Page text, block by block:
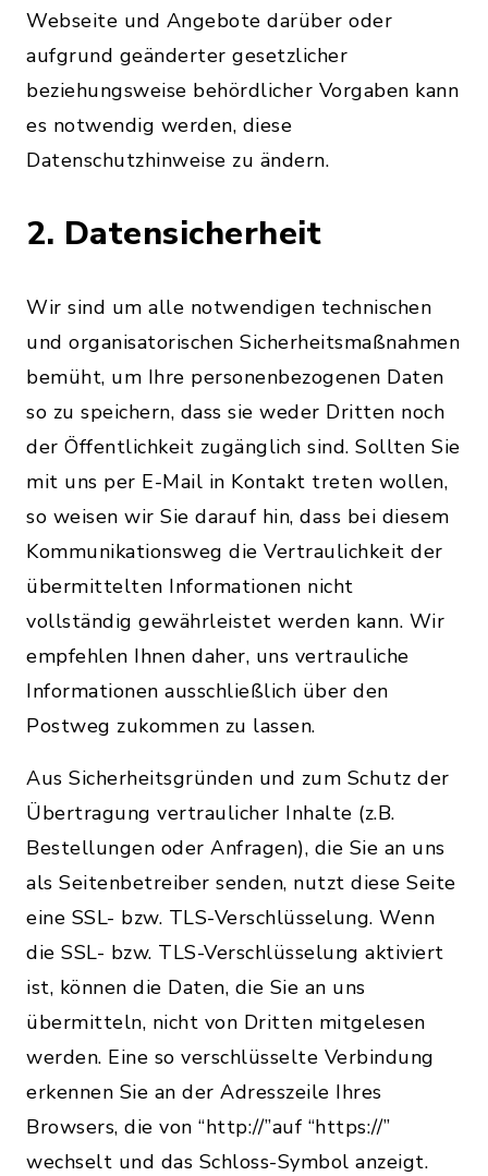
Webseite und Angebote darüber oder
aufgrund geänderter gesetzlicher
beziehungsweise behördlicher Vorgaben kann
es notwendig werden, diese
Datenschutzhinweise zu ändern.
2. Datensicherheit
Wir sind um alle notwendigen technischen
und organisatorischen Sicherheitsmaßnahmen
bemüht, um Ihre personenbezogenen Daten
so zu speichern, dass sie weder Dritten noch
der Öffentlichkeit zugänglich sind. Sollten Sie
mit uns per E-Mail in Kontakt treten wollen,
so weisen wir Sie darauf hin, dass bei diesem
Kommunikationsweg die Vertraulichkeit der
übermittelten Informationen nicht
vollständig gewährleistet werden kann. Wir
empfehlen Ihnen daher, uns vertrauliche
Informationen ausschließlich über den
Postweg zukommen zu lassen.
Aus Sicherheitsgründen und zum Schutz der
Übertragung vertraulicher Inhalte (z.B.
Bestellungen oder Anfragen), die Sie an uns
als Seitenbetreiber senden, nutzt diese Seite
eine SSL- bzw. TLS-Verschlüsselung. Wenn
die SSL- bzw. TLS-Verschlüsselung aktiviert
ist, können die Daten, die Sie an uns
übermitteln, nicht von Dritten mitgelesen
werden. Eine so verschlüsselte Verbindung
erkennen Sie an der Adresszeile Ihres
Browsers, die von “http://”auf “https://”
wechselt und das Schloss-Symbol anzeigt.